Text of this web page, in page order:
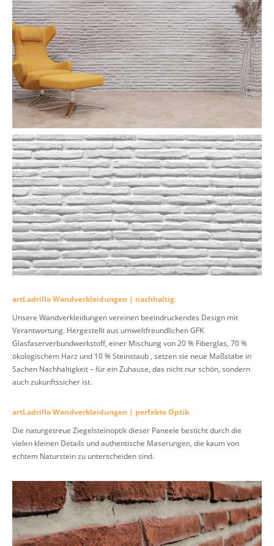
artLadrillo Wandverkleidungen | nachhaltig
Unsere Wandverkleidungen vereinen beeindruckendes Design mit
Verantwortung. Hergestellt aus umweltfreundlichen GFK
Glasfaserverbundwerkstoff, einer Mischung von 20 % Fiberglas, 70 %
ökologischem Harz und 10 % Steinstaub , setzen sie neue Maßstäbe in
Sachen Nachhaltigkeit – für ein Zuhause, das nicht nur schön, sondern
auch zukunftssicher ist.
artLadrillo Wandverkleidungen | perfekte Optik
Die naturgetreue Ziegelsteinoptik dieser Paneele besticht durch die
vielen kleinen Details und authentische Maserungen, die kaum von
echtem Naturstein zu unterscheiden sind.